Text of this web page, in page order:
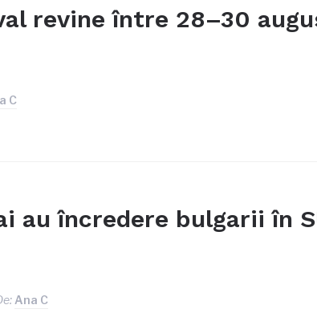
revine între 28–30
C
au încredere bulgarii în
Ana C